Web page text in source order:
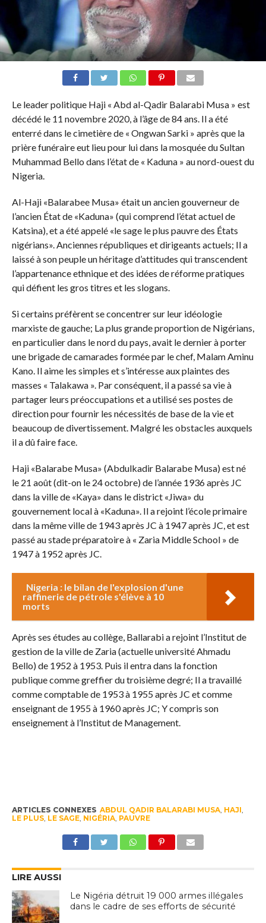
Le leader politique Haji « Abd al-Qadir Balarabi Musa » est
décédé le 11 novembre 2020, à l’âge de 84 ans. Il a été
enterré dans le cimetière de « Ongwan Sarki » après que la
prière funéraire eut lieu pour lui dans la mosquée du Sultan
Muhammad Bello dans l’état de « Kaduna » au nord-ouest du
Nigeria.
Al-Haji «Balarabee Musa» était un ancien gouverneur de
l’ancien État de «Kaduna» (qui comprend l’état actuel de
Katsina), et a été appelé «le sage le plus pauvre des États
nigérians». Anciennes républiques et dirigeants actuels; Il a
laissé à son peuple un héritage d’attitudes qui transcendent
l’appartenance ethnique et des idées de réforme pratiques
qui défient les gros titres et les slogans.
Si certains préfèrent se concentrer sur leur idéologie
marxiste de gauche; La plus grande proportion de Nigérians,
en particulier dans le nord du pays, avait le dernier à porter
une brigade de camarades formée par le chef, Malam Aminu
Kano. Il aime les simples et s’intéresse aux plaintes des
masses « Talakawa ». Par conséquent, il a passé sa vie à
partager leurs préoccupations et a utilisé ses postes de
direction pour fournir les nécessités de base de la vie et
beaucoup de divertissement. Malgré les obstacles auxquels
il a dû faire face.
Haji «Balarabe Musa» (Abdulkadir Balarabe Musa) est né
le 21 août (dit-on le 24 octobre) de l’année 1936 après JC
dans la ville de «Kaya» dans le district «Jiwa» du
gouvernement local à «Kaduna». Il a rejoint l’école primaire
dans la même ville de 1943 après JC à 1947 après JC, et est
passé au stade préparatoire à « Zaria Middle School » de
1947 à 1952 après JC.
Nigeria : le bilan de l'explosion d'une
raffinerie de pétrole s'élève à 10
morts
Après ses études au collège, Ballarabi a rejoint l’Institut de
gestion de la ville de Zaria (actuelle université Ahmadu
Bello) de 1952 à 1953. Puis il entra dans la fonction
publique comme greffier du troisième degré; Il a travaillé
comme comptable de 1953 à 1955 après JC et comme
enseignant de 1955 à 1960 après JC; Y compris son
enseignement à l’Institut de Management.
ARTICLES CONNEXES ABDUL QADIR BALARABI MUSA, HAJI,
LE PLUS, LE SAGE, NIGÉRIA, PAUVRE
LIRE AUSSI
Le Nigéria détruit 19 000 armes illégales
dans le cadre de ses efforts de sécurité